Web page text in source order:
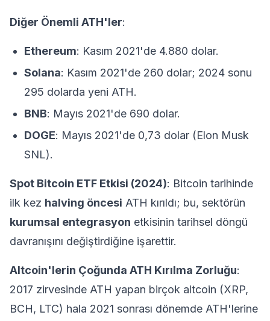
Diğer Önemli ATH'ler:
Ethereum: Kasım 2021'de 4.880 dolar.
Solana: Kasım 2021'de 260 dolar; 2024 sonu
295 dolarda yeni ATH.
BNB: Mayıs 2021'de 690 dolar.
DOGE: Mayıs 2021'de 0,73 dolar (Elon Musk
SNL).
Spot Bitcoin ETF Etkisi (2024): Bitcoin tarihinde
ilk kez halving öncesi ATH kırıldı; bu, sektörün
kurumsal entegrasyon etkisinin tarihsel döngü
davranışını değiştirdiğine işarettir.
Altcoin'lerin Çoğunda ATH Kırılma Zorluğu:
2017 zirvesinde ATH yapan birçok altcoin (XRP,
BCH, LTC) hala 2021 sonrası dönemde ATH'lerine